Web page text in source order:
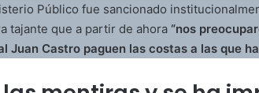
Público fue sancionado
tajante que a partir de ahora “nos
Juan Castro paguen las costas a las que